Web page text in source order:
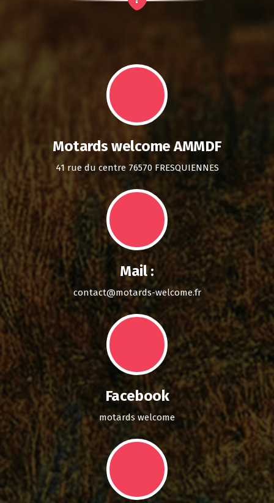
Motards welcome AMMDF
41 rue du centre 76570 FRESQUIENNES
Mail :
contact@motards-welcome.fr
Facebook
motards welcome